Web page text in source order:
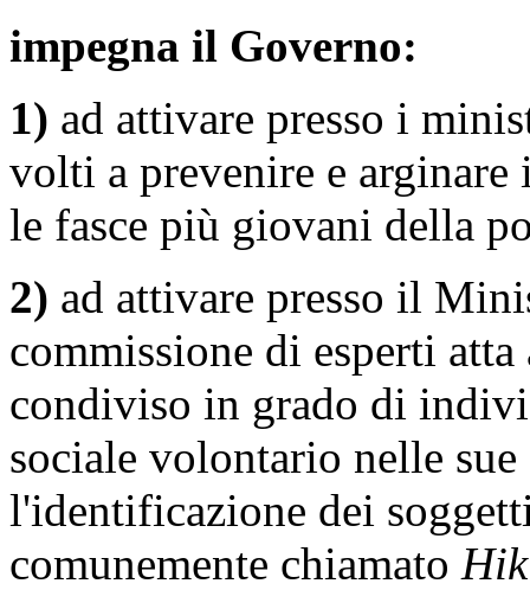
impegna il Governo:
1) ad attivare presso i
volti a prevenire e
le fasce più giovani della
2) ad attivare presso il
commissione di esperti
condiviso in grado di
sociale volontario nelle
l'identificazione dei
comunemente chiamato